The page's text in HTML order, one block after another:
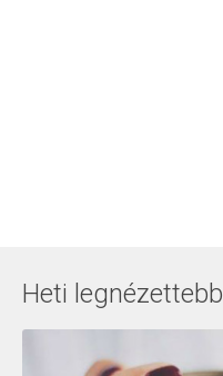
Heti legnézettebb